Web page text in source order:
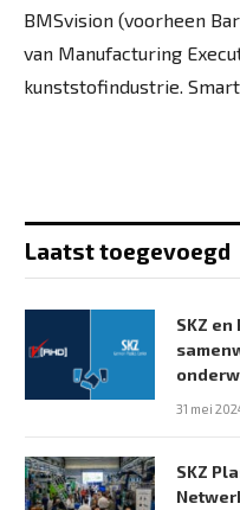
BMSvision (voorheen
van Manufacturing
kunststofindustrie.
Laatst toegevoegd
SKZ en
31 mei
SKZ